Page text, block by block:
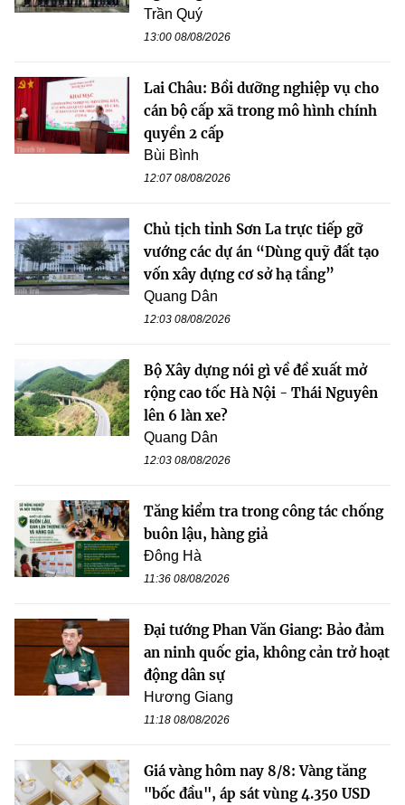
Trần Quý
13:00 08/08/2026
Lai Châu: Bồi dưỡng nghiệp vụ cho
cán bộ cấp xã trong mô hình chính
quyền 2 cấp
Bùi Bình
12:07 08/08/2026
Chủ tịch tỉnh Sơn La trực tiếp gỡ
vướng các dự án “Dùng quỹ đất tạo
vốn xây dựng cơ sở hạ tầng”
Quang Dân
12:03 08/08/2026
Bộ Xây dựng nói gì về đề xuất mở
rộng cao tốc Hà Nội - Thái Nguyên
lên 6 làn xe?
Quang Dân
12:03 08/08/2026
Tăng kiểm tra trong công tác chống
buôn lậu, hàng giả
Đông Hà
11:36 08/08/2026
Đại tướng Phan Văn Giang: Bảo đảm
an ninh quốc gia, không cản trở hoạt
động dân sự
Hương Giang
11:18 08/08/2026
Giá vàng hôm nay 8/8: Vàng tăng
"bốc đầu", áp sát vùng 4.350 USD